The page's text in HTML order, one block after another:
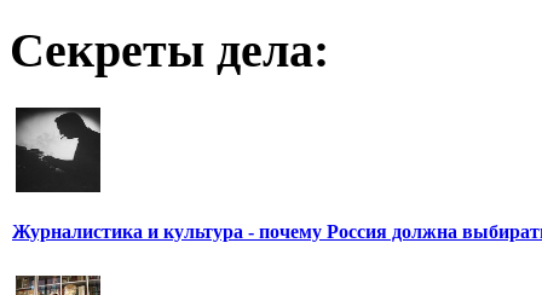
Секреты дела:
Журналистика и культура - почему Россия должна